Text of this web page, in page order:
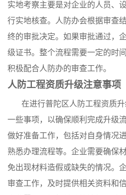
实地考察主要是对企业的人员、
行实地核查。人防办会根据审查
终的审批决定。如果审批通过，
级证书。整个流程需要一定的时
积极配合人防办的审查工作。
人防工程资质升级注意事项
在进行普陀区人防工程资质
一些事项，以确保顺利完成升级
做好准备工作，包括对自身情况
熟悉办理流程等。企业需要确保
免出现材料造假或缺失的情况。
审查工作，及时提供相关资料和